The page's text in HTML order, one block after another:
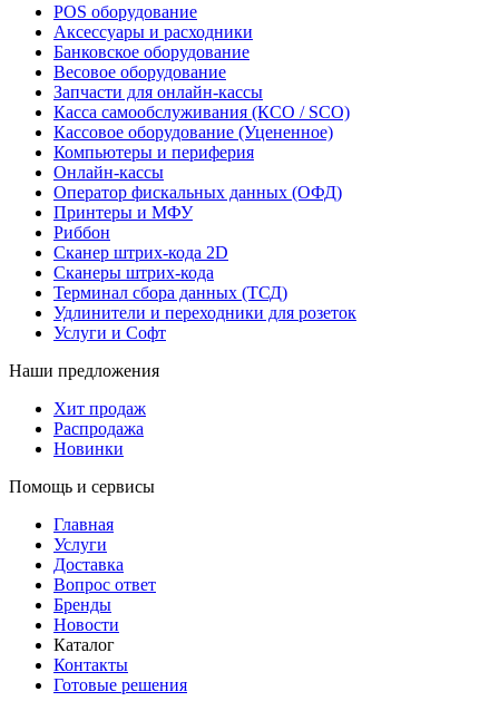
POS оборудование
Аксессуары и расходники
Банковское оборудование
Весовое оборудование
Запчасти для онлайн-кассы
Касса самообслуживания (КСО / SCO)
Кассовое оборудование (Уцененное)
Компьютеры и периферия
Онлайн-кассы
Оператор фискальных данных (ОФД)
Принтеры и МФУ
Риббон
Сканер штрих-кода 2D
Сканеры штрих-кода
Терминал сбора данных (ТСД)
Удлинители и переходники для розеток
Услуги и Софт
Наши предложения
Хит продаж
Распродажа
Новинки
Помощь и сервисы
Главная
Услуги
Доставка
Вопрос ответ
Бренды
Новости
Каталог
Контакты
Готовые решения